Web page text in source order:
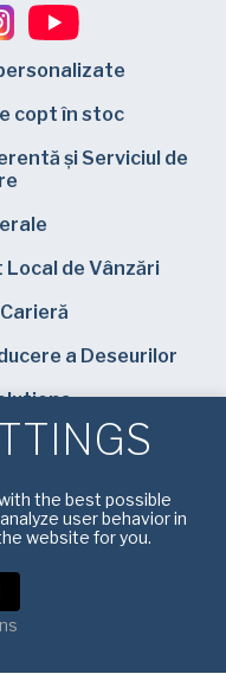
copt în stoc
și Serviciul de
de Vânzări
a Deseurilor
the best possible
user behavior in
website for you.